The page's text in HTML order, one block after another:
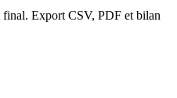
final. Export CSV, PDF et bilan